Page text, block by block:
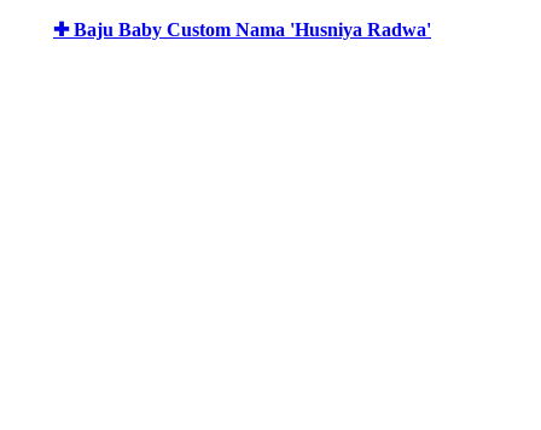
✚ Baju Baby Custom Nama 'Husniya Radwa'